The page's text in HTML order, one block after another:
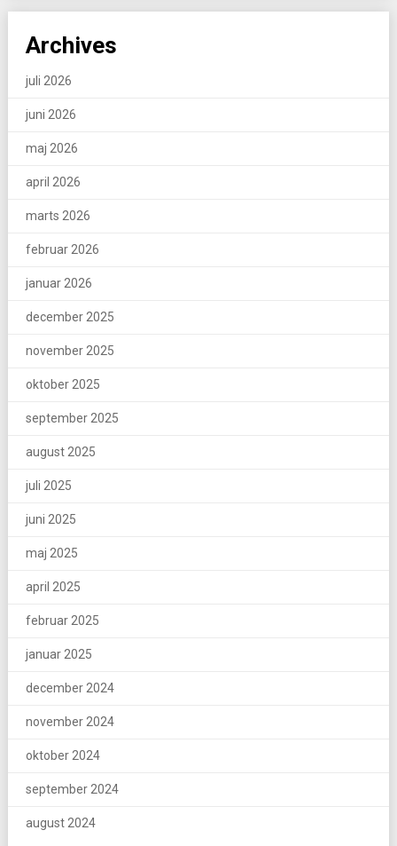
Archives
juli 2026
juni 2026
maj 2026
april 2026
marts 2026
februar 2026
januar 2026
december 2025
november 2025
oktober 2025
september 2025
august 2025
juli 2025
juni 2025
maj 2025
april 2025
februar 2025
januar 2025
december 2024
november 2024
oktober 2024
september 2024
august 2024